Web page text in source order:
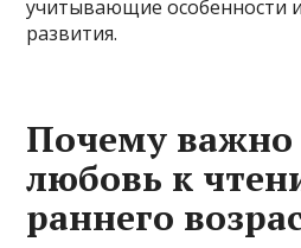
учитывающие особенности
развития.
Почему важно
любовь к
раннего